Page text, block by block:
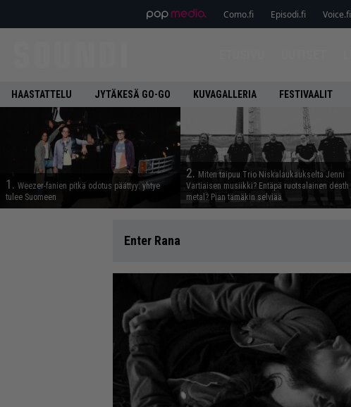
Como.fi Episodi.fi Voice.fi
HAASTATTELU JYTÄKESÄ GO-GO KUVAGALLERIA FESTIVAALIT
1. Weezer-fanien pitkä odotus päättyy: yhtye
tulee Suomeen
2. Miten taipuu Trio Niskalaukaukselta Jenni
Vartiaisen musiikki? Entäpä ruotsalainen death
metal? Pian tämäkin selviää
Enter Rana